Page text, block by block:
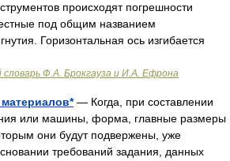
происходят погрешности
под общим названием
Горизонтальная ось изгибается
словарь Ф.А. Брокгауза и И.А. Ефрона
— Когда, при составлении
или машины, форма, главные размеры
они будут подвержены, уже
требований задания, данных